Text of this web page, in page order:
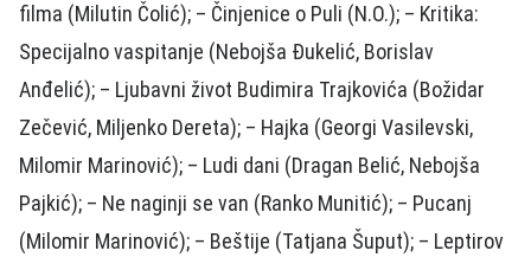
filma (Milutin Čolić); – Činjenice o Puli (N.O.); – Kritika:
Specijalno vaspitanje (Nebojša Đukelić, Borislav
Anđelić); – Ljubavni život Budimira Trajkovića (Božidar
Zečević, Miljenko Dereta); – Hajka (Georgi Vasilevski,
Milomir Marinović); – Ludi dani (Dragan Belić, Nebojša
Pajkić); – Ne naginji se van (Ranko Munitić); – Pucanj
(Milomir Marinović); – Beštije (Tatjana Šuput); – Leptirov